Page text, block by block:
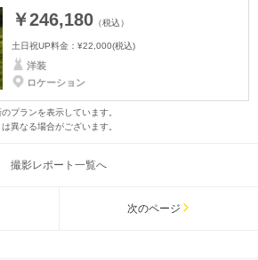
￥246,180 （税込）
土日祝UP料金： ¥22,000(税込)
洋装
ロケーション
プランを表示しています。
異なる場合がございます。
撮影レポート一覧へ
次のページ